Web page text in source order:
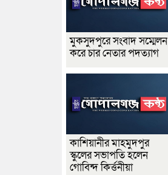
মুকসুদপুরে সংবাদ সম্মেলন
করে চার নেতার পদত্যাগ
কাশিয়ানীর মাহমুদপুর
স্কুলের সভাপতি হলেন
গোবিন্দ কির্ত্তনীয়া